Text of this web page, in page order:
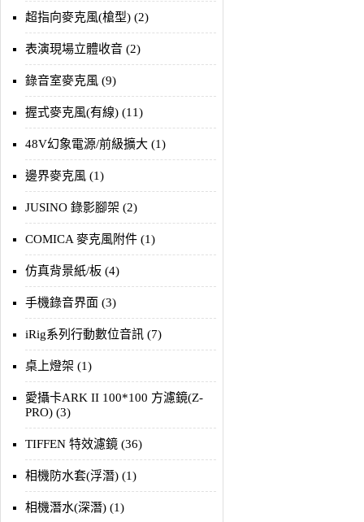
超指向麥克風(槍型) (2)
表演現場立體收音 (2)
錄音室麥克風 (9)
握式麥克風(有線) (11)
48V幻象電源/前級擴大 (1)
邊界麥克風 (1)
JUSINO 錄影腳架 (2)
COMICA 麥克風附件 (1)
仿真背景紙/板 (4)
手機錄音界面 (3)
iRig系列行動數位音訊 (7)
桌上燈架 (1)
愛攝卡ARK II 100*100 方濾鏡(Z-
PRO) (3)
TIFFEN 特效濾鏡 (36)
相機防水套(浮潛) (1)
相機潛水(深潛) (1)